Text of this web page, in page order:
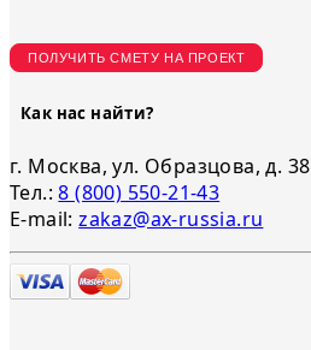
ПОЛУЧИТЬ СМЕТУ НА ПРОЕКТ
Как нас найти?
г. Москва, ул. Образцова, д. 38
Тел.:8 (800) 550-21-43
E-mail:zakaz@ax-russia.ru